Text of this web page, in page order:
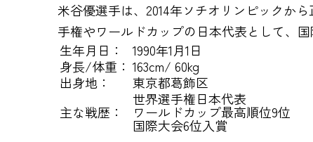
米谷優選手は、2014年ソチオリンピックか
手権やワールドカップの日本代表として、
生年月日：
1990年1月1日
身長/体重： 163cm/ 60kg
出身地：
東京都葛飾区
主な戦歴：
世界選手権日本代表
ワールドカップ最高順位9位
国際大会6位入賞